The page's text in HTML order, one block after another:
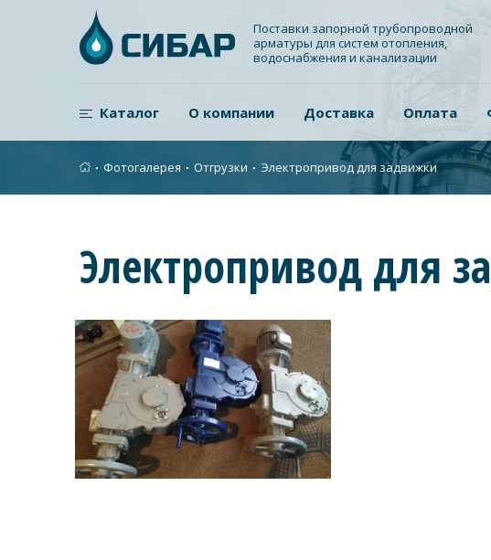
Поставки запорной трубопроводной
арматуры для систем отопления,
водоснабжения и канализации
Каталог О компании Доставка Оплата
∙ Фотогалерея ∙ Отгрузки ∙ Электропривод для задвижки
Электропривод для